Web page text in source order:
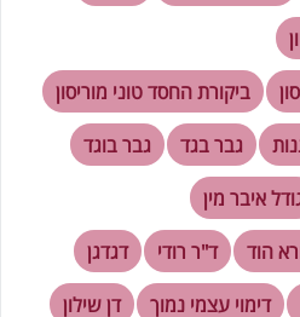
ביקורת החסד טוני מוריסון
גבר בגד
גבר בוגד
איבר מין
הוד ד"ר רודי
דגדגן
דימוי עצמי נמוך
דן שילון